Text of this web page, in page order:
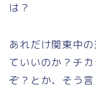
は？
あれだけ関東中
ていいのか？チ
ぞ？とか、そう言